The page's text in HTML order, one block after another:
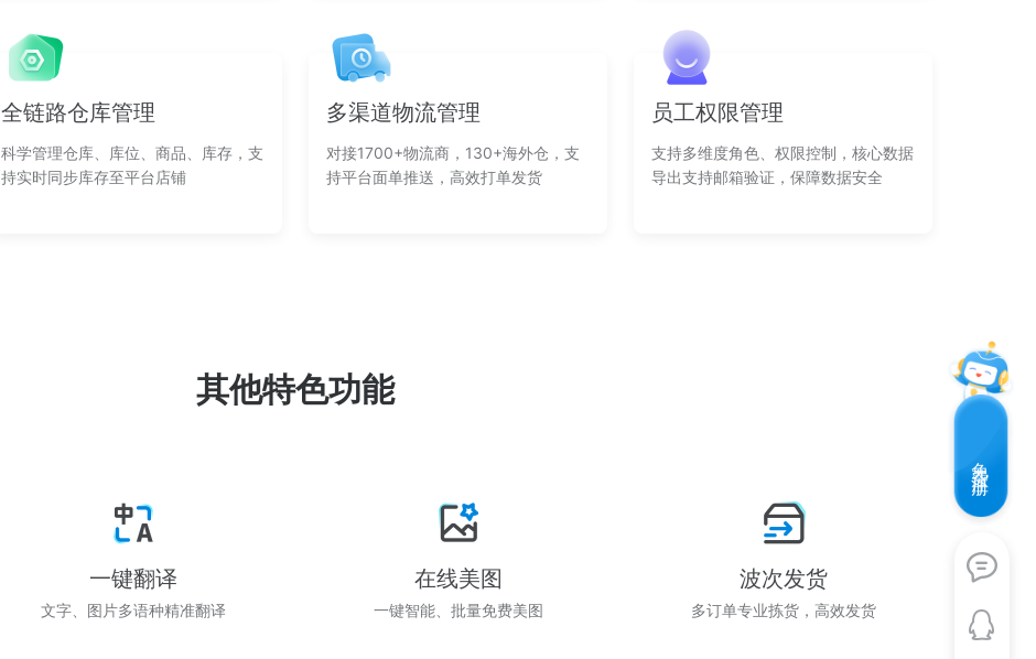
全链路仓库管理
科学管理仓库、库位、商品、库存，支
持实时同步库存至平台店铺
多渠道物流管理
对接1700+物流商，130+海外仓，支
持平台面单推送，高效打单发货
员工权限管理
支持多维度角色、权限控制，核心数据
导出支持邮箱验证，保障数据安全
其他特色功能
一键翻译
文字、图片多语种精准翻译
在线美图
一键智能、批量免费美图
波次发货
多订单专业拣货，高效发货
免费注册